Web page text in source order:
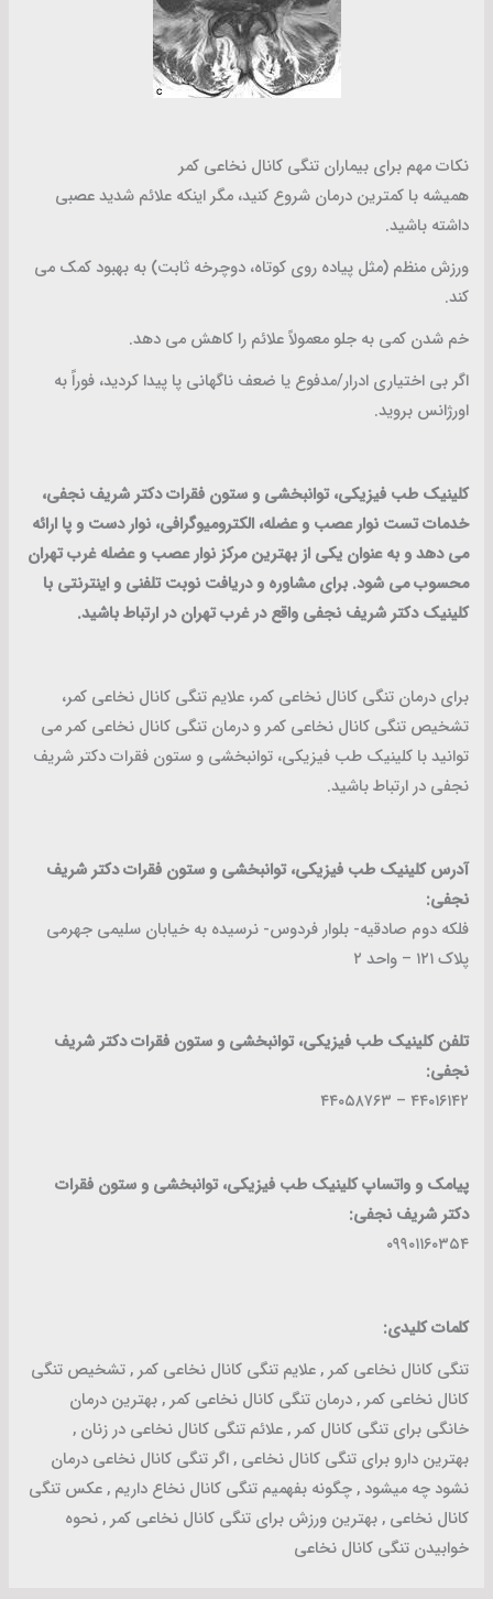
نکات مهم برای بیماران تنگی کانال نخاعی کمر
همیشه با کمترین درمان شروع کنید، مگر اینکه علائم شدید عصبی
داشته باشید.
ورزش منظم (مثل پیاده روی کوتاه، دوچرخه ثابت) به بهبود کمک می
کند.
خم شدن کمی به جلو معمولاً علائم را کاهش می دهد.
اگر بی اختیاری ادرار/مدفوع یا ضعف ناگهانی پا پیدا کردید، فوراً به
اورژانس بروید.
کلینیک طب فیزیکی، توانبخشی و ستون فقرات دکتر شریف نجفی،
خدمات تست نوار عصب و عضله، الکترومیوگرافی، نوار دست و پا ارائه
می دهد و به عنوان یکی از بهترین مرکز نوار عصب و عضله غرب تهران
محسوب می شود. برای مشاوره و دریافت نوبت تلفنی و اینترنتی با
کلینیک دکتر شریف نجفی واقع در غرب تهران در ارتباط باشید.
برای درمان تنگی کانال نخاعی کمر، علایم تنگی کانال نخاعی کمر،
تشخیص تنگی کانال نخاعی کمر و درمان تنگی کانال نخاعی کمر می
توانید با کلینیک طب فیزیکی، توانبخشی و ستون فقرات دکتر شریف
نجفی در ارتباط باشید.
آدرس کلینیک طب فیزیکی، توانبخشی و ستون فقرات دکتر شریف
نجفی:
فلکه دوم صادقیه- بلوار فردوس- نرسیده به خیابان سلیمی جهرمی
پلاک ۱۲۱ – واحد ۲
تلفن کلینیک طب فیزیکی، توانبخشی و ستون فقرات دکتر شریف
نجفی:
۴۴۰۱۶۱۴۲ – ۴۴۰۵۸۷۶۳
پیامک و واتساپ کلینیک طب فیزیکی، توانبخشی و ستون فقرات
دکتر شریف نجفی:
۰۹۹۰۱۱۶۰۳۵۴
کلمات کلیدی:
تنگی کانال نخاعی کمر , علایم تنگی کانال نخاعی کمر , تشخیص تنگی
کانال نخاعی کمر , درمان تنگی کانال نخاعی کمر , بهترین درمان
خانگی برای تنگی کانال کمر , علائم تنگی کانال نخاعی در زنان ,
بهترین دارو برای تنگی کانال نخاعی , اگر تنگی کانال نخاعی درمان
نشود چه میشود , چگونه بفهمیم تنگی کانال نخاع داریم , عکس تنگی
کانال نخاعی , بهترین ورزش برای تنگی کانال نخاعی کمر , نحوه
خوابیدن تنگی کانال نخاعی